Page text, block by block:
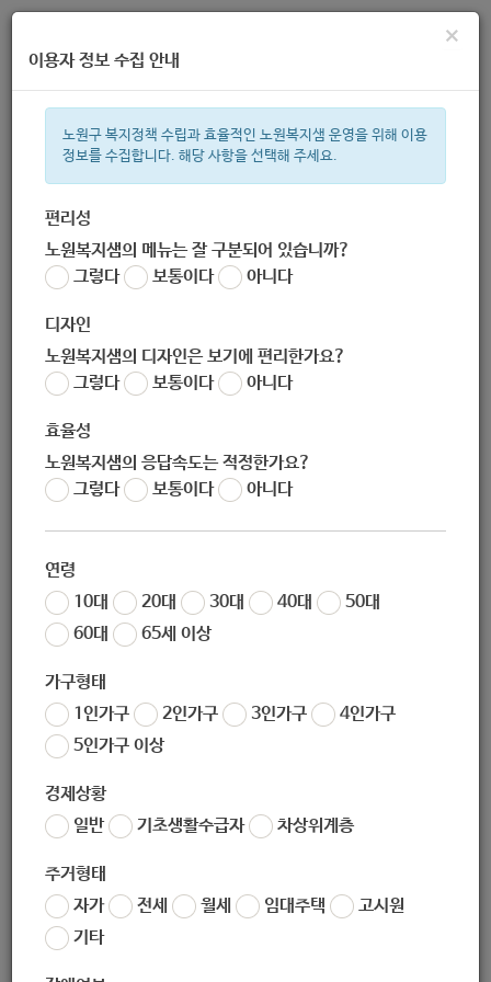
주간 인기검색어
한눈으로 보는 복지 정보
×
이용자 정보 수집 안내
노원구 복지정책 수립과 효율적인 노원복지샘 운영을 위해 이용
정보를 수집합니다. 해당 사항을 선택해 주세요.
편리성
노원복지샘의 메뉴는 잘 구분되어 있습니까?
그렇다
보통이다 아니다
디자인
노원복지샘의 디자인은 보기에 편리한가요?
그렇다
보통이다 아니다
효율성
노원복지샘의 응답속도는 적정한가요?
그렇다
보통이다 아니다
연령
10대
20대 30대 40대
50대
60대
65세 이상
가구형태
1인가구
2인가구 3인가구
4인가구
5인가구 이상
경제상황
일반
기초생활수급자 차상위계층
주거형태
자가
전세 월세 임대주택
고시원
기타
2020년 장애인 학비지원(전체)
서식
작성자 노원 복지샘
287
2020년-장애인-학비지원전체.zip
2020년 장애인등록신청(전체)